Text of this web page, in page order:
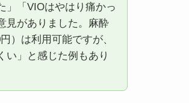
」「VIOはやはり痛かっ
見がありました。麻酔
円）は利用可能ですが、
い」と感じた例もあり